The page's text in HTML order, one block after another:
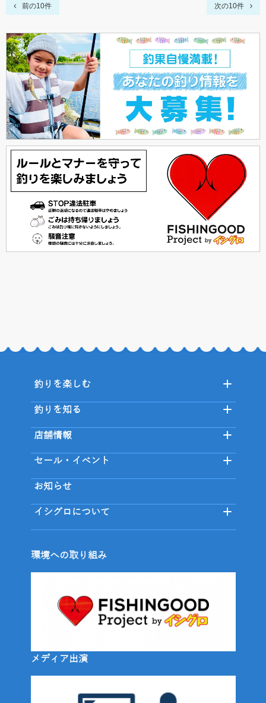
前の10件 次の10件
釣りを楽しむ
釣りを知る
店舗情報
セール・イベント
お知らせ
イシグロについて
環境への取り組み
メディア出演